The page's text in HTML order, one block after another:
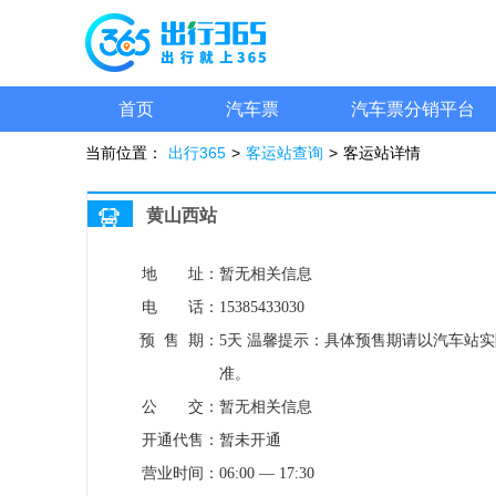
首页 汽车票 汽车票分销平台
当前位置： 出行365 > 客运站查询 > 客运站详情
黄山西站
地 址： 暂无相关信息
电 话： 15385433030
预 售 期： 5天 温馨提示：具体预售期请以汽车站
准。
公 交： 暂无相关信息
开通代售： 暂未开通
营业时间： 06:00 — 17:30